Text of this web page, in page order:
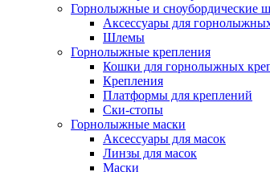
Горнолыжные и сноубордические
Аксессуары для
Шлемы
Горнолыжные крепления
Кошки для горнолыжных
Крепления
Платформы для креплений
Ски-стопы
Горнолыжные маски
Аксессуары для масок
Линзы для масок
Маски